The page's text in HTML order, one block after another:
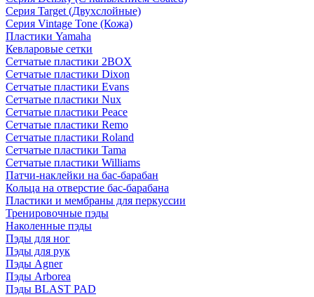
Серия Target (Двухслойные)
Серия Vintage Tone (Кожа)
Пластики Yamaha
Кевларовые сетки
Сетчатые пластики 2BOX
Сетчатые пластики Dixon
Сетчатые пластики Evans
Сетчатые пластики Nux
Сетчатые пластики Peace
Сетчатые пластики Remo
Сетчатые пластики Roland
Сетчатые пластики Tama
Сетчатые пластики Williams
Патчи-наклейки на бас-барабан
Кольца на отверстие бас-барабана
Пластики и мембраны для перкуссии
Тренировочные пэды
Наколенные пэды
Пэды для ног
Пэды для рук
Пэды Agner
Пэды Arborea
Пэды BLAST PAD